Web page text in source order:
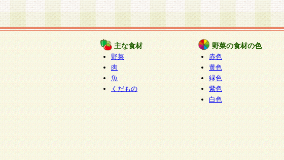
主な食材
野菜
肉
魚
くだもの
野菜の食材の色
赤色
黄色
緑色
紫色
白色